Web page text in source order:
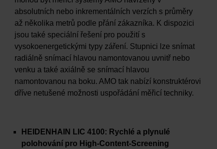
absolutních nebo inkrementálních verzích s průměry
až několika metrů podle přání zákazníka. K dispozici
jsou také speciální řešení pro použití s
vysokoenergetickými typy záření. Stupnici lze snímat
radiálně snímací hlavou namontovanou uvnitř nebo
venku a také axiálně se snímací hlavou
namontovanou na boku. AMO tak nabízí konstruktérovi
dříve netušené možnosti uspořádání měřicí techniky.
HEIDENHAIN LIC 4100: Rychlé a plynulé
polohování pro High-Content-Screening